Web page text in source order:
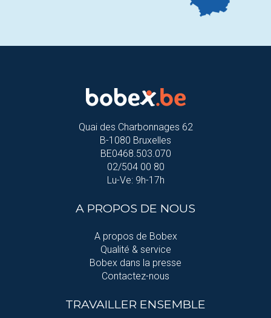
Quai des Charbonnages 62
B-1080 Bruxelles
BE0468.503.070
02/504 00 80
Lu-Ve: 9h-17h
A PROPOS DE NOUS
A propos de Bobex
Qualité & service
Bobex dans la presse
Contactez-nous
TRAVAILLER ENSEMBLE